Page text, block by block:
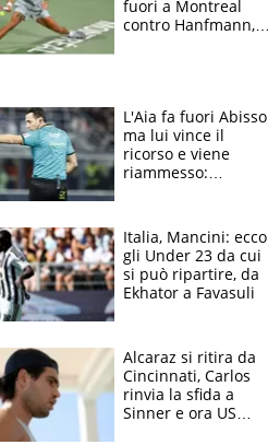
fuori a Montreal
contro Hanfmann,
L'Aia fa fuori Abisso
ma lui vince il
ricorso e viene
riammesso:
Italia, Mancini: ecco
gli Under 23 da cui
si può ripartire, da
Ekhator a Favasuli
Alcaraz si ritira da
Cincinnati, Carlos
rinvia la sfida a
Sinner e ora US